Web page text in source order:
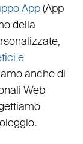
App(App
della
,
e
anche di
Web
.